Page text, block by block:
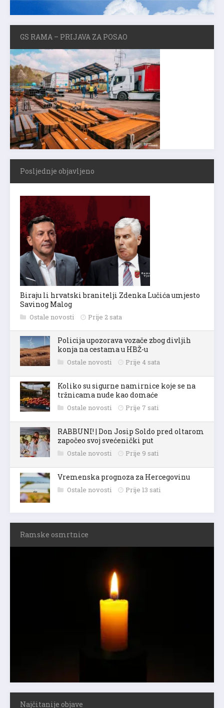
GS RAMA – PRIJAVA ZA POSAO
Posljednje objavljeno
Biraju li hrvatski branitelji Zdenka Lučića umjesto
Savinog Malog
Ostale novosti Prije 2 sata
Policija upozorava vozače zbog divljih
konja na cestama u HBŽ-u
Ostale novosti Prije 4 sata
Koliko su sigurne namirnice koje se na
tržnicama nude kao domaće
Ostale novosti Prije 7 sati
RABBUNI! | Don Josip Soldo pred oltarom
započeo svoj svećenički put
Ostale novosti Prije 9 sati
Vremenska prognoza za Hercegovinu
Ostale novosti Prije 13 sati
Ramske osmrtnice
Najčitanije objave